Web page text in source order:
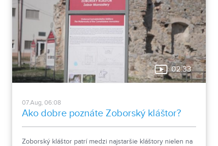
02:33
07.Aug, 06:08
Ako dobre poznáte Zoborský kláštor?
Zoborský kláštor patrí medzi najstaršie kláštory nielen na